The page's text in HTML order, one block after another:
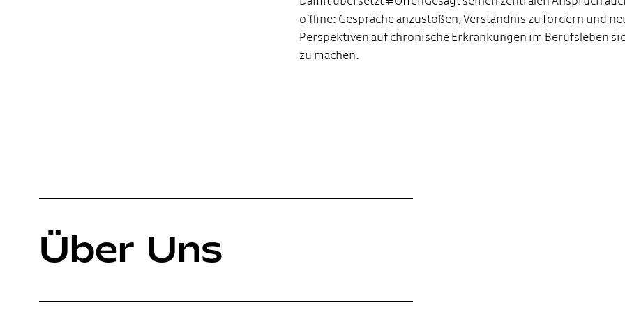
offline: Gespräche anzustoßen, Verständnis zu fördern und
Perspektiven auf chronische Erkrankungen im Berufsleben
zu machen.
Über Uns